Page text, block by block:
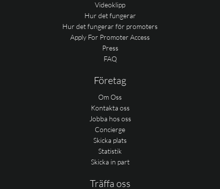
Videoklipp
Hur det fungerar
Hur det fungerar för promoters
Apply For Promoter Access
Press
FAQ
Företag
Om Oss
Kontakta oss
Jobba hos oss
Concierge
Skicka plats
Statistik
Skicka in part
Träffa oss